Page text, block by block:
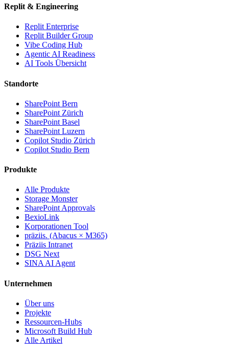
Replit & Engineering
Replit Enterprise
Replit Builder Group
Vibe Coding Hub
Agentic AI Readiness
AI Tools Übersicht
Standorte
SharePoint Bern
SharePoint Zürich
SharePoint Basel
SharePoint Luzern
Copilot Studio Zürich
Copilot Studio Bern
Produkte
Alle Produkte
Storage Monster
SharePoint Approvals
BexioLink
Korporationen Tool
präziis. (Abacus × M365)
Präziis Intranet
DSG Next
SINA AI Agent
Unternehmen
Über uns
Projekte
Ressourcen-Hubs
Microsoft Build Hub
Alle Artikel